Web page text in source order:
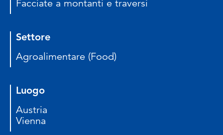
Facciate a montanti e traversi
Settore
Agroalimentare (Food)
Luogo
Austria
Vienna